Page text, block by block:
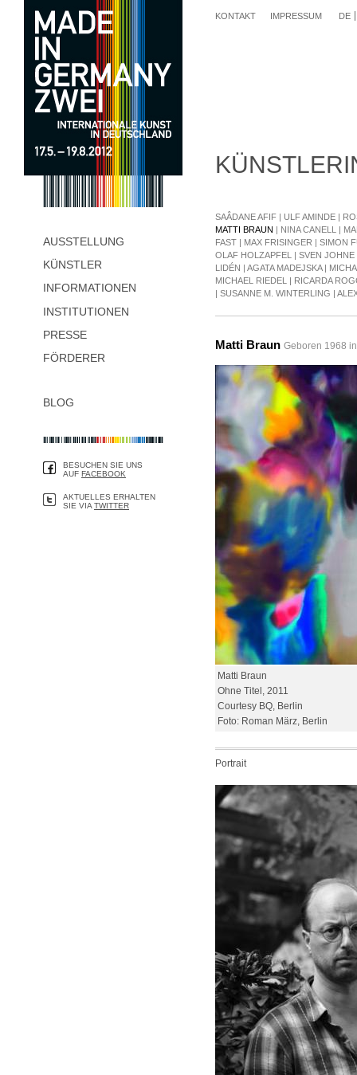
KONTAKT IMPRESSUM DE
AUSSTELLUNG
KÜNSTLER
INFORMATIONEN
INSTITUTIONEN
PRESSE
FÖRDERER
BLOG
BESUCHEN SIE UNS
AUF FACEBOOK
AKTUELLES ERHALTEN
SIE VIA TWITTER
SAÂDANE AFIF | ULF AMINDE |
MATTI BRAUN | NINA CANELL |
FAST | MAX FRISINGER | SIMON
OLAF HOLZAPFEL
| SVEN JOHNE
LIDÉN | AGATA MADEJSKA|
MICHAEL RIEDEL
| RICARDA
| SUSANNE M. WINTERLING |
Matti Braun Geboren 1968
Matti Braun
Ohne Titel, 2011
Courtesy BQ, Berlin
Foto: Roman März, Berlin
Portrait